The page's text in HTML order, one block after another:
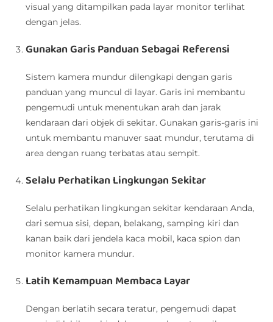
visual yang ditampilkan pada layar monitor terlihat
dengan jelas.
Gunakan Garis Panduan Sebagai Referensi
Sistem kamera mundur dilengkapi dengan garis
panduan yang muncul di layar. Garis ini membantu
pengemudi untuk menentukan arah dan jarak
kendaraan dari objek di sekitar. Gunakan garis-garis ini
untuk membantu manuver saat mundur, terutama di
area dengan ruang terbatas atau sempit.
Selalu Perhatikan Lingkungan Sekitar
Selalu perhatikan lingkungan sekitar kendaraan Anda,
dari semua sisi, depan, belakang, samping kiri dan
kanan baik dari jendela kaca mobil, kaca spion dan
monitor kamera mundur.
Latih Kemampuan Membaca Layar
Dengan berlatih secara teratur, pengemudi dapat